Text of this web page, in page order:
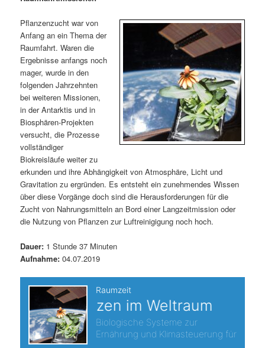
ä
r
e
n
I
n
h
a
t
s
r
n
d
ä
r
e
n
I
n
a
l
s
n
v
i
g
a
t
i
o
n
Pflanzenzucht war von
Anfang an ein Thema der
Raumfahrt. Waren die
Ergebnisse anfangs noch
mager, wurde in den
folgenden Jahrzehnten
bei weiteren Missionen,
in der Antarktis und in
Biosphären-Projekten
versucht, die Prozesse
vollständiger
Biokreisläufe weiter zu
erkunden und ihre Abhängigkeit von Atmosphäre, Licht und
Gravitation zu ergründen. Es entsteht ein zunehmendes Wissen
über diese Vorgänge doch sind die Herausforderungen für die
Zucht von Nahrungsmitteln an Bord einer Langzeitmission oder
die Nutzung von Pflanzen zur Luftreinigigung noch hoch.
Dauer: 1 Stunde 37 Minuten
Aufnahme: 04.07.2019